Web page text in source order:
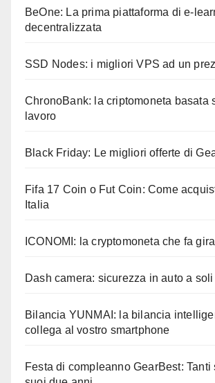
BeOne: La prima piattaforma di e-
decentralizzata
SSD Nodes: i migliori VPS ad un
ChronoBank: la criptomoneta basata
lavoro
Black Friday: Le migliori offerte di
Fifa 17 Coin o Fut Coin: Come
Italia
ICONOMI: la cryptomoneta che fa
Dash camera: sicurezza in auto a
Bilancia YUNMAI: la bilancia
collega al vostro smartphone
Festa di compleanno GearBest: Tanti